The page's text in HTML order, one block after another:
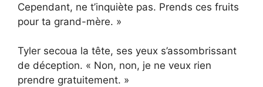
Cependant, ne t’inquiète pas. Prends ces fruits
pour ta grand-mère. »
Tyler secoua la tête, ses yeux s’assombrissant
de déception. « Non, non, je ne veux rien
prendre gratuitement. »